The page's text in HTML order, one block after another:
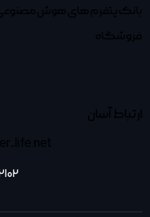
بانک پتفرم های هوش
فروشگاه
ارتباط آسان
life.net